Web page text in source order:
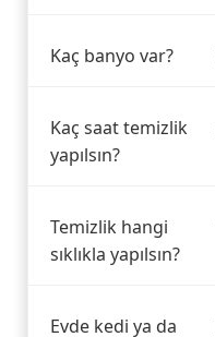
Kaç banyo var?
Kaç saat temizlik
yapılsın?
Temizlik hangi
sıklıkla yapılsın?
Evde kedi ya da